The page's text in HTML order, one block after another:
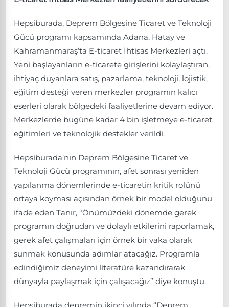
Hepsiburada, Deprem Bölgesine Ticaret ve Teknoloji
Gücü programı kapsamında Adana, Hatay ve
Kahramanmaraş’ta E-ticaret İhtisas Merkezleri açtı.
Yeni başlayanların e-ticarete girişlerini kolaylaştıran,
ihtiyaç duyanlara satış, pazarlama, teknoloji, lojistik,
eğitim desteği veren merkezler programın kalıcı
eserleri olarak bölgedeki faaliyetlerine devam ediyor.
Merkezlerde bugüne kadar 4 bin işletmeye e-ticaret
eğitimleri ve teknolojik destekler verildi.
Hepsiburada’nın Deprem Bölgesine Ticaret ve
Teknoloji Gücü programının, afet sonrası yeniden
yapılanma dönemlerinde e-ticaretin kritik rolünü
ortaya koyması açısından örnek bir model olduğunu
ifade eden Tanır, “Önümüzdeki dönemde gerek
programın doğrudan ve dolaylı etkilerini raporlamak,
gerek afet çalışmaları için örnek bir vaka olarak
sunmak konusunda adımlar atacağız. Programla
edindiğimiz deneyimi literatüre kazandırarak
dünyayla paylaşmak için çalışacağız” diye konuştu.